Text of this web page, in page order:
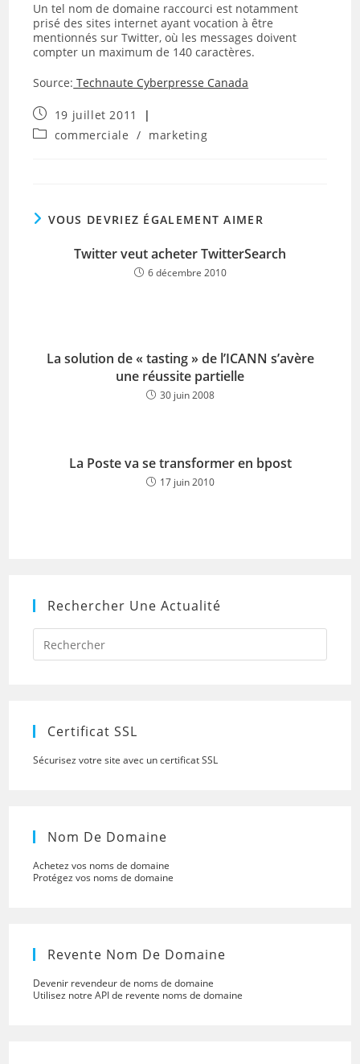
Un tel nom de domaine raccourci est notamment
prisé des sites internet ayant vocation à être
mentionnés sur Twitter, où les messages doivent
compter un maximum de 140 caractères.
Source: Technaute Cyberpresse Canada
Publication
publiée :
19 juillet 2011
Postcommerciale / marketing
VOUS DEVRIEZ ÉGALEMENT AIMER
Twitter veut acheter TwitterSearch
6 décembre 2010
La solution de « tasting » de l’ICANN s’avère
une réussite partielle
30 juin 2008
La Poste va se transformer en bpost
17 juin 2010
Rechercher Une Actualité
Press
to
Certificat SSL
Sécurisez votre site avec un certificat SSL
Nom De Domaine
Achetez vos noms de domaine
Protégez vos noms de domaine
Revente Nom De Domaine
Devenir revendeur de noms de domaine
Utilisez notre API de revente noms de domaine